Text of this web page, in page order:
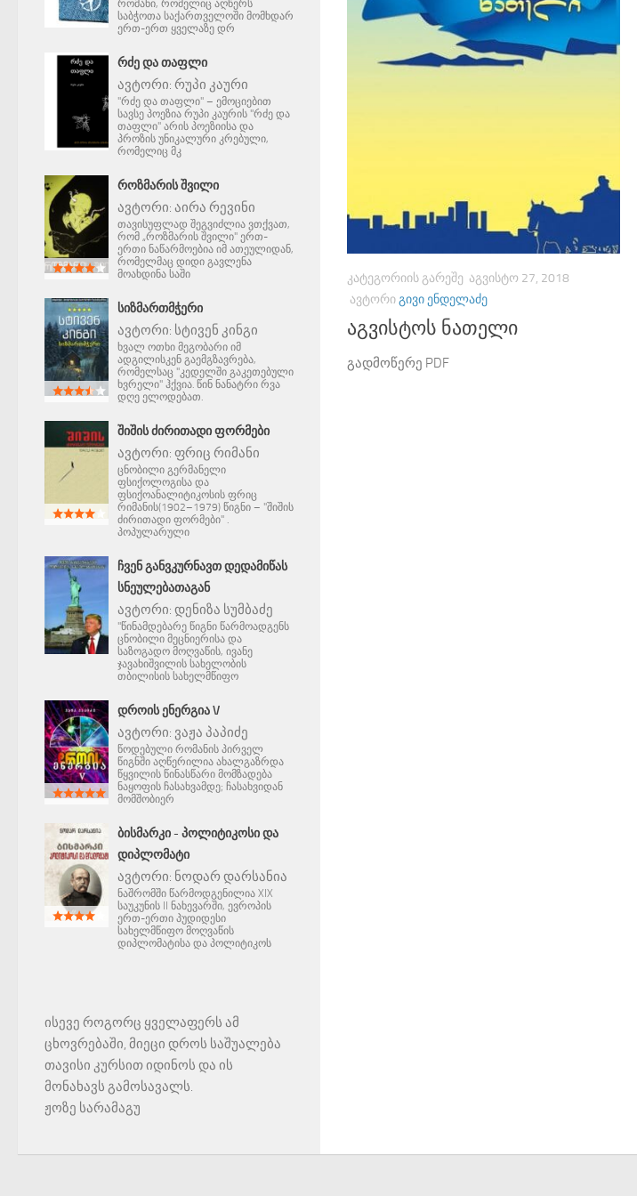
ᲙᲐᲢᲔᲒᲝᲠᲘᲘᲡ ᲒᲐᲠᲔᲨᲔ ᲐᲒᲕᲘᲡᲢᲝ 27, 2018
ᲐᲕᲢᲝᲠᲘᲒᲘᲕᲘ ᲔᲜᲓᲔᲚᲐᲫᲔ
აგვისტოს ნათელი
გადმოწერე PDF
რომანი, რომელიც აღწერს
საბჭოთა საქართველოში მომხდარ
ერთ-ერთ ყველაზე დრ
ᲠᲫᲔ ᲓᲐ ᲗᲐᲤᲚᲘ
ავტორი: რუპი კაური
"რძე და თაფლი" – ემოციებით
სავსე პოეზია რუპი კაურის "რძე და
თაფლი" არის პოეზიისა და
პროზის უნიკალური კრებული,
რომელიც მკ
ᲠᲝᲖᲛᲐᲠᲘᲡ ᲨᲕᲘᲚᲘ
ავტორი: აირა რევინი
თავისუფლად შეგვიძლია ვთქვათ,
რომ „როზმარის შვილი" ერთ-
ერთი ნაწარმოებია იმ ათეულიდან,
რომელმაც დიდი გავლენა
მოახდინა საში
ᲡᲘᲖᲛᲐᲠᲗᲛᲭᲔᲠᲘ
ავტორი: სტივენ კინგი
ხვალ ოთხი მეგობარი იმ
ადგილისკენ გაემგზავრება,
რომელსაც "კედელში გაკეთებული
ხვრელი" ჰქვია. წინ ნანატრი რვა
დღე ელოდებათ.
ᲨᲘᲨᲘᲡ ᲫᲘᲠᲘᲗᲐᲓᲘ ᲤᲝᲠᲛᲔᲑᲘ
ავტორი: ფრიც რიმანი
ცნობილი გერმანელი
ფსიქოლოგისა და
ფსიქოანალიტიკოსის ფრიც
რიმანის(1902–1979) წიგნი – "შიშის
ძირითადი ფორმები" .
პოპულარული
ᲩᲕᲔᲜ ᲒᲐᲜᲕᲙᲣᲠᲜᲐᲕᲗ ᲓᲔᲓᲐᲛᲘᲬᲐᲡ
ᲡᲜᲔᲣᲚᲔᲑᲐᲗᲐᲒᲐᲜ
ავტორი: დენიზა სუმბაძე
"წინამდებარე წიგნი წარმოადგენს
ცნობილი მეცნიერისა და
საზოგადო მოღვაწის, ივანე
ჯავახიშვილის სახელობის
თბილისის სახელმწიფო
ᲓᲠᲝᲘᲡ ᲔᲜᲔᲠᲒᲘᲐ V
ავტორი: ვაჟა პაპიძე
წოდებული რომანის პირველ
წიგნში აღწერილია ახალგაზრდა
წყვილის წინასწარი მომზადება
ნაყოფის ჩასახვამდე; ჩასახვიდან
მომშობიერ
ᲑᲘᲡᲛᲐᲠᲙᲘ - ᲞᲝᲚᲘᲢᲘᲙᲝᲡᲘ ᲓᲐ
ᲓᲘᲞᲚᲝᲛᲐᲢᲘ
ავტორი: ნოდარ დარსანია
ნაშრომში წარმოდგენილია XIX
საუკუნის II ნახევარში, ევროპის
ერთ-ერთი პუდიდესი
სახელმწიფო მოღვაწის
დიპლომატისა და პოლიტიკოს
ისევე როგორც ყველაფერს ამ
ცხოვრებაში, მიეცი დროს საშუალება
თავისი კურსით იდინოს და ის
მონახავს გამოსავალს.
ჟოზე სარამაგუ